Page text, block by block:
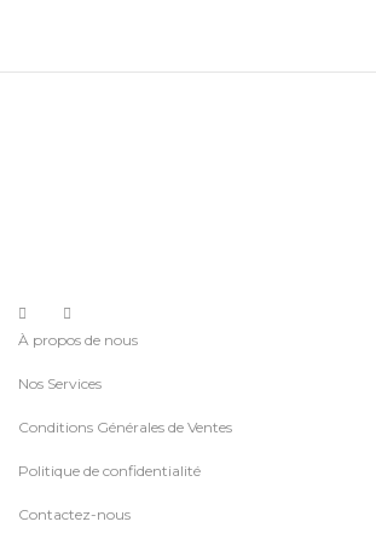
À propos de nous
Nos Services
Conditions Générales de Ventes
Politique de confidentialité
Contactez-nous